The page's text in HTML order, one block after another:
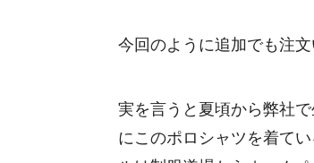
今回のように追加でも注
実を言うと夏頃から弊社
にこのポロシャツを着て